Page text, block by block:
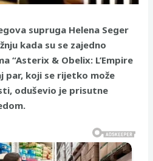
supruga Helena Seger
kada su se zajedno
“Asterix & Obelix: L’Empire
par, koji se rijetko može
oduševio je prisutne